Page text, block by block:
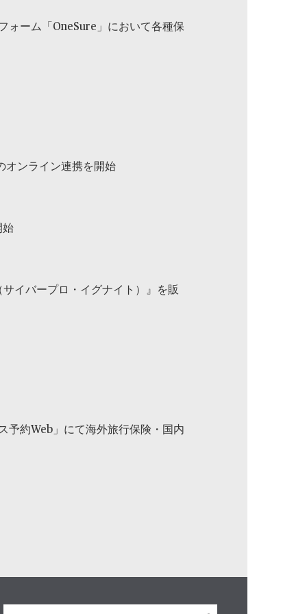
ォーム「OneSure」において各種保
オンライン連携を開始
始
イバープロ・イグナイト）』を販
予約Web」にて海外旅行保険・国内